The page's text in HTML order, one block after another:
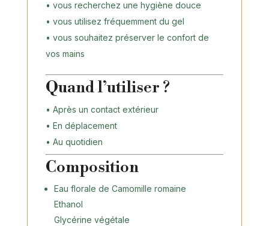
• vous recherchez une hygiène douce
• vous utilisez fréquemment du gel
• vous souhaitez préserver le confort de
vos mains
Quand l’utiliser ?
• Après un contact extérieur
• En déplacement
• Au quotidien
Composition
Eau florale de Camomille romaine
Ethanol
Glycérine végétale